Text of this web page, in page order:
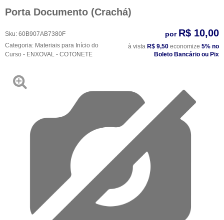
Porta Documento (Crachá)
Sku: 60B907AB7380F
Categoria: Materiais para Início do
Curso - ENXOVAL - COTONETE
por R$ 10,00
à vista R$ 9,50 economize 5% no
Boleto Bancário ou Pix